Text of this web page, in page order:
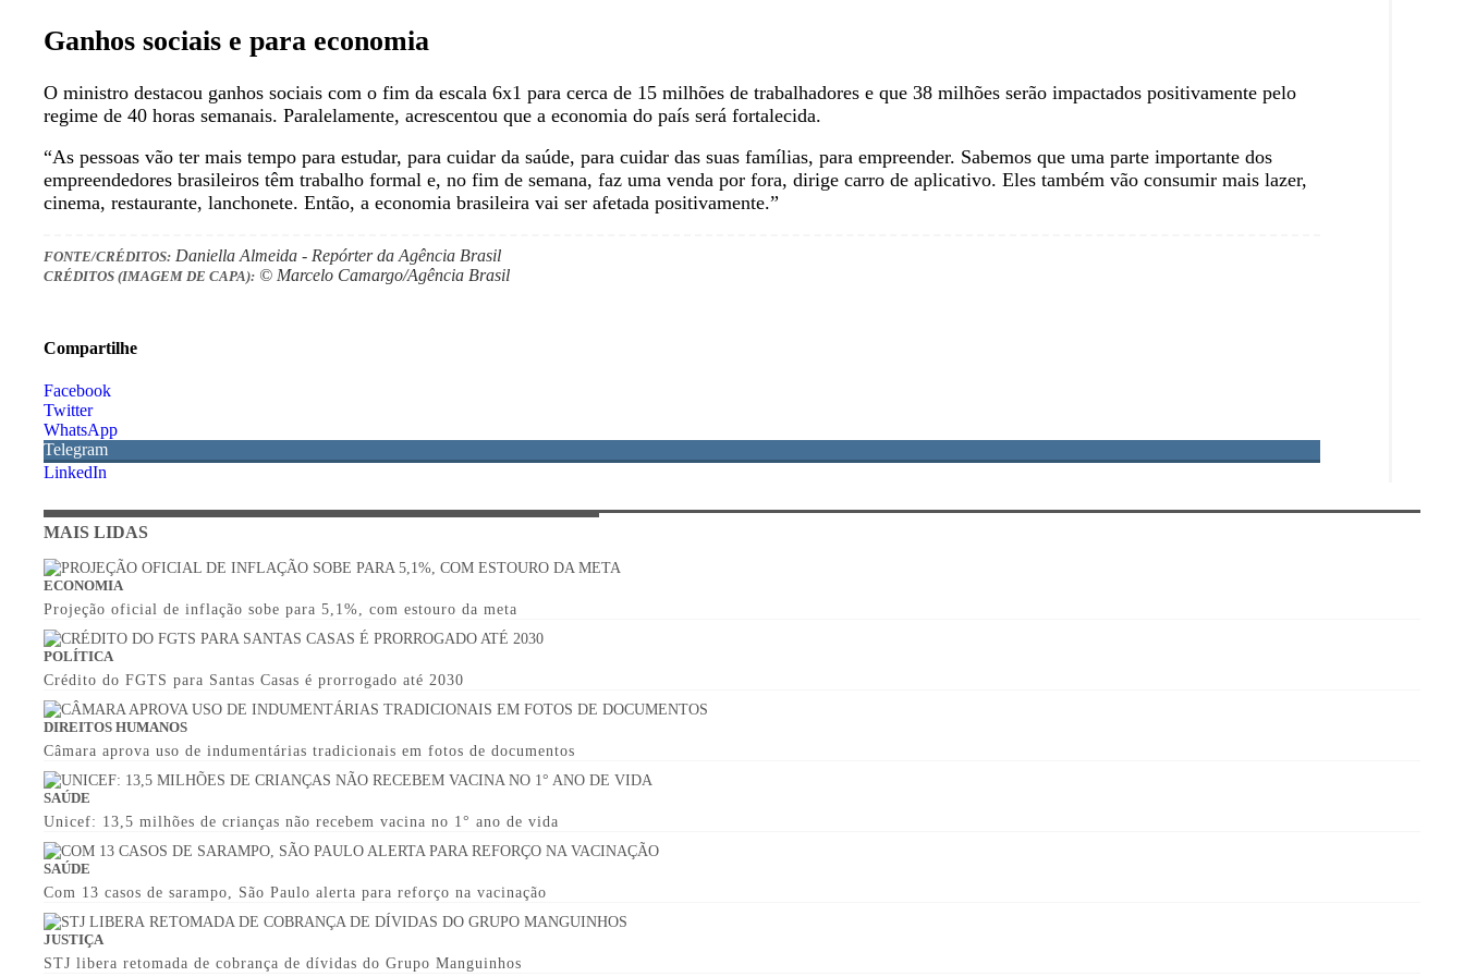
Ganhos sociais e para economia
O ministro destacou ganhos sociais com o fim da escala 6x1 para cerca de 15 milhões de trabalhadores e que 38 milhões serão impactados positivamente pelo
regime de 40 horas semanais. Paralelamente, acrescentou que a economia do país será fortalecida.
“As pessoas vão ter mais tempo para estudar, para cuidar da saúde, para cuidar das suas famílias, para empreender. Sabemos que uma parte importante dos
empreendedores brasileiros têm trabalho formal e, no fim de semana, faz uma venda por fora, dirige carro de aplicativo. Eles também vão consumir mais lazer,
cinema, restaurante, lanchonete. Então, a economia brasileira vai ser afetada positivamente.”
FONTE/CRÉDITOS: Daniella Almeida - Repórter da Agência Brasil
CRÉDITOS (IMAGEM DE CAPA): © Marcelo Camargo/Agência Brasil
Compartilhe
Facebook
Twitter
WhatsApp
Telegram
LinkedIn
MAIS LIDAS
ECONOMIA
Projeção oficial de inflação sobe para 5,1%, com estouro da meta
POLÍTICA
Crédito do FGTS para Santas Casas é prorrogado até 2030
DIREITOS HUMANOS
Câmara aprova uso de indumentárias tradicionais em fotos de documentos
SAÚDE
Unicef: 13,5 milhões de crianças não recebem vacina no 1° ano de vida
SAÚDE
Com 13 casos de sarampo, São Paulo alerta para reforço na vacinação
JUSTIÇA
STJ libera retomada de cobrança de dívidas do Grupo Manguinhos